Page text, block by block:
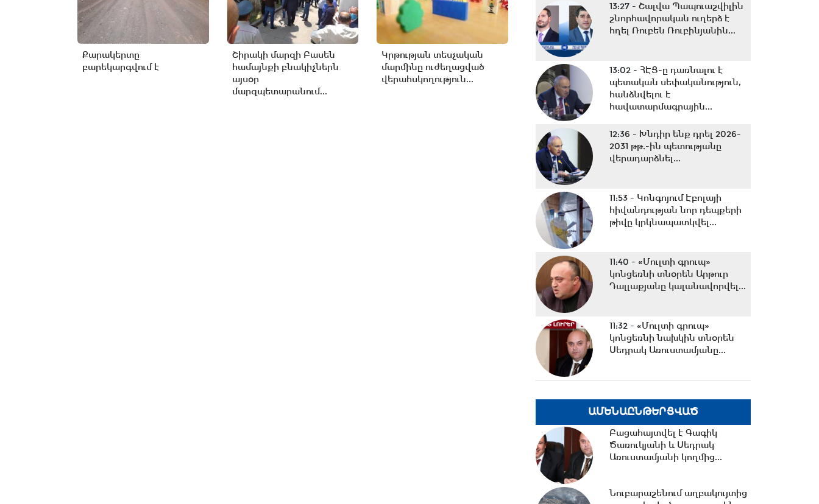
Քարակերտը
բարեկարգվում է
Շիրակի մարզի Բասեն
համայնքի բնակիչներն
այսօր
մարզպետարանում...
Կրթության տեսչական
մարմինը ուժեղացված
վերահսկողություն...
13:27 - Շալվա Պապուաշվիլին
շնորհավորական ուղերձ է
հղել Ռուբեն Ռուբինյանին...
13:02 - ՀԷՑ-ը դառնալու է
պետական սեփականություն,
հանձնվելու է
հավատարմագրային...
12:36 - Խնդիր ենք դրել 2026-
2031 թթ.-ին պետությանը
վերադարձնել...
11:53 - Կոնգոյում Էբոլայի
հիվանդության նոր դեպքերի
թիվը կրկնապատկվել...
11:40 - «Մուլտի գրուպ»
կոնցեռնի տնօրեն Արթուր
Դալլաքյանը կալանավորվել...
11:32 - «Մուլտի գրուպ»
կոնցեռնի նախկին տնօրեն
Սեդրակ Առուստամյանը...
բնակարան կհատկացվի
երկրաշարժի հետևանքով
անօթևան...
10:49 -Վարչապետ Փաշինյանը
երկօրյա աշխատանքային
ԱՄԵՆԱԸՆԹԵՐՑՎԱԾ
Բացահայտվել է Գագիկ
Ծառուկյանի և Սեդրակ
Առուստամյանի կողմից...
Նուբարաշենում աղբակույտից